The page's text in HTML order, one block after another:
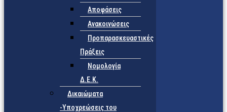
Αποφάσεις
Ανακοινώσεις
Προπαρασκευαστικές
Πράξεις
Νομολογία
Δ.Ε.Κ.
Δικαιώματα
-Υποχρεώσεις του